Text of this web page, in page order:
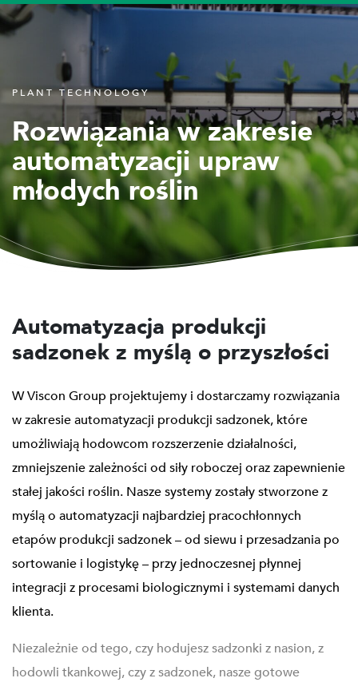
PLANT TECHNOLOGY
Rozwiązania w zakresie
automatyzacji upraw
młodych roślin
Automatyzacja produkcji
sadzonek z myślą o przyszłości
W Viscon Group projektujemy i dostarczamy rozwiązania
w zakresie automatyzacji produkcji sadzonek, które
umożliwiają hodowcom rozszerzenie działalności,
zmniejszenie zależności od siły roboczej oraz zapewnienie
stałej jakości roślin. Nasze systemy zostały stworzone z
myślą o automatyzacji najbardziej pracochłonnych
etapów produkcji sadzonek – od siewu i przesadzania po
sortowanie i logistykę – przy jednoczesnej płynnej
integracji z procesami biologicznymi i systemami danych
klienta.
Niezależnie od tego, czy hodujesz sadzonki z nasion, z
hodowli tkankowej, czy z sadzonek, nasze gotowe